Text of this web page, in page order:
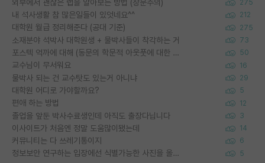
외부에서 괜찮은 랩을 알아보는 방법 (장문주의) 275
내 석사생활 참 많은일들이 있엇네요^^ 212
대학원 월급 정리해준다 (공대 기준) 275
소재분야 석박사 대학원생 + 물박사들이 착각하는 거 73
포스텍 억까에 대해 (동문의 학문적 아웃풋에 대한 반박) 50
교수님이 무서워요 16
물박사 되는 건 교수탓도 있는거 아니냐 29
대학원 어디로 가야할까요? 5
편애 하는 방법 12
졸업을 앞둔 박사수료생인데 아직도 출장다닙니다 3
이사이트가 처음엔 정말 도움많이됐는데 14
커뮤니티는 다 쓰레기통이지 6
정보보안 연구하는 입장에선 식별가능한 사진을 올리는건 비추이긴함 5